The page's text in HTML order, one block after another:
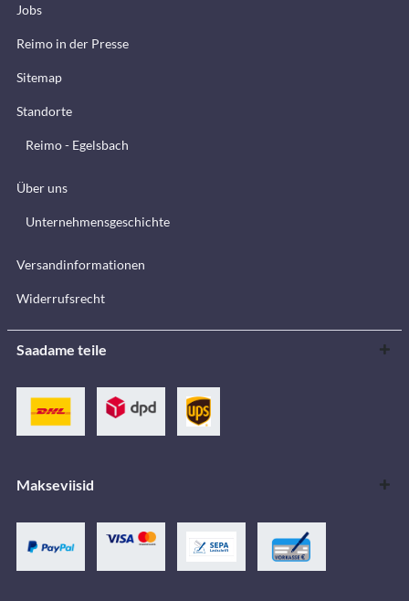
Jobs
Reimo in der Presse
Sitemap
Standorte
Reimo - Egelsbach
Über uns
Unternehmensgeschichte
Versandinformationen
Widerrufsrecht
Saadame teile
Makseviisid